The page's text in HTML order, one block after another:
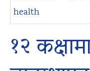
health
१२